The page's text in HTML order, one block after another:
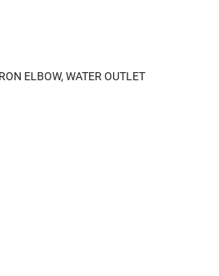
ELBOW, WATER OUTLET